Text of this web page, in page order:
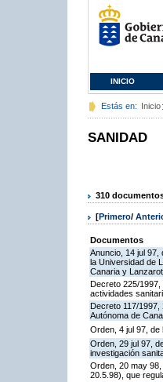
INICIO
Estás en: Inicio
SANIDAD
310
[Primero/
Documentos
Anuncio, 14 jul
la Universidad de
Canaria y
Decreto 225/
actividades
Decreto 117/
Autónoma de
Orden, 4 jul 97,
Orden, 29 jul 97,
investigación
Orden, 20 may
20.5.98), que